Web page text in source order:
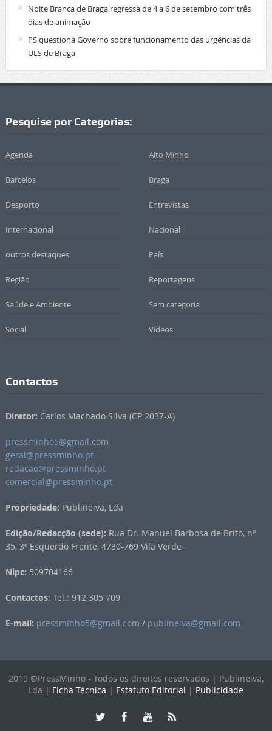
Noite Branca de Braga regressa de 4 a 6 de setembro com três
dias de animação
PS questiona Governo sobre funcionamento das urgências da
ULS de Braga
Pesquise por Categorias:
Agenda Alto Minho
Barcelos Braga
Desporto Entrevistas
Internacional Nacional
outros destaques País
Região Reportagens
Saúde e Ambiente Sem categoria
Social Vídeos
Contactos
Diretor: Carlos Machado Silva (CP 2037-A)
pressminho5@gmail.com
geral@pressminho.pt
redacao@pressminho.pt
comercial@pressminho.pt
Propriedade: Publineiva, Lda
Edição/Redacção (sede): Rua Dr. Manuel Barbosa de Brito, nº
35, 3º Esquerdo Frente, 4730-769 Vila Verde
Nipc: 509704166
Contactos: Tel.: 912 305 709
E-mail: pressminho5@gmail.com / publineiva@gmail.com
2019 ©PressMinho - Todos os direitos reservados | Publineiva,
Lda | Ficha Técnica | Estatuto Editorial | Publicidade